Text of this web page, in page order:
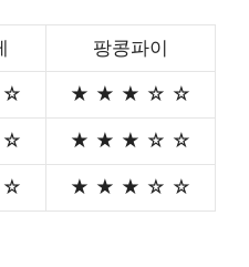
팡콩파이
★ ★ ★ ☆ ☆
★ ★ ★ ☆ ☆
★ ★ ★ ☆ ☆